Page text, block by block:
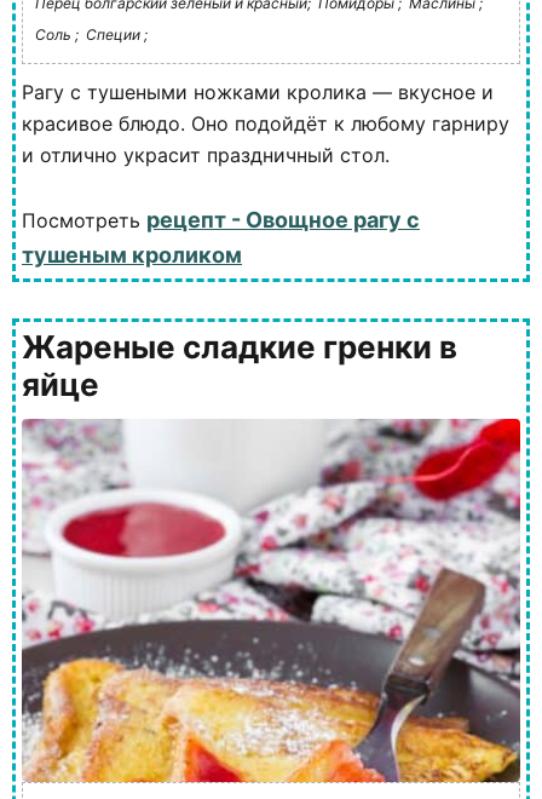
Соль ; Специи ;
Рагу с тушеными ножками кролика — вкусное и
красивое блюдо. Оно подойдёт к любому гарниру
и отлично украсит праздничный стол.
Посмотреть рецепт - Овощное рагу с
тушеным кроликом
Жареные сладкие гренки в
яйце